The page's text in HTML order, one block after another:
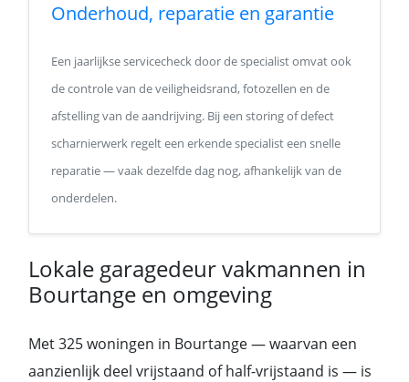
Onderhoud, reparatie en garantie
Een jaarlijkse servicecheck door de specialist omvat ook
de controle van de veiligheidsrand, fotozellen en de
afstelling van de aandrijving. Bij een storing of defect
scharnierwerk regelt een erkende specialist een snelle
reparatie — vaak dezelfde dag nog, afhankelijk van de
onderdelen.
Lokale garagedeur vakmannen in
Bourtange en omgeving
Met 325 woningen in Bourtange — waarvan een
aanzienlijk deel vrijstaand of half-vrijstaand is — is